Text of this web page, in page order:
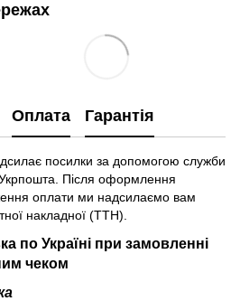
Оплата Гарантія
посилки за допомогою служби
Після оформлення
оплати ми надсилаємо вам
накладної (ТТН).
по Україні при замовленні
чеком